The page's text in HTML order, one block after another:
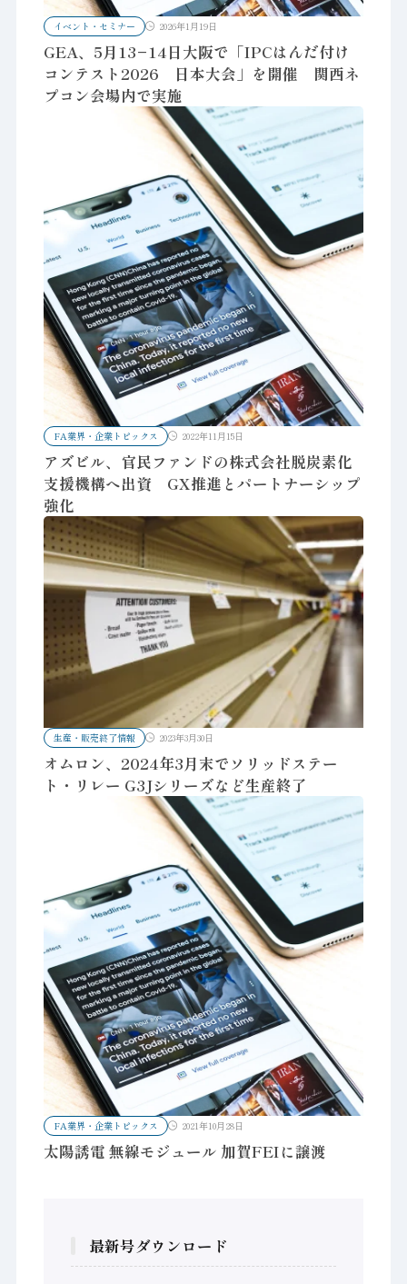
イベント・セミナー 2026年1月19日
GEA、5月13−14日大阪で「IPCはんだ付け
コンテスト2026 日本大会」を開催 関西ネ
プコン会場内で実施
FA業界・企業トピックス 2022年11月15日
アズビル、官民ファンドの株式会社脱炭素化
支援機構へ出資 GX推進とパートナーシップ
強化
生産・販売終了情報 2023年3月30日
オムロン、2024年3月末でソリッドステー
ト・リレー G3Jシリーズなど生産終了
FA業界・企業トピックス 2021年10月28日
太陽誘電 無線モジュール 加賀FEIに譲渡
最新号ダウンロード